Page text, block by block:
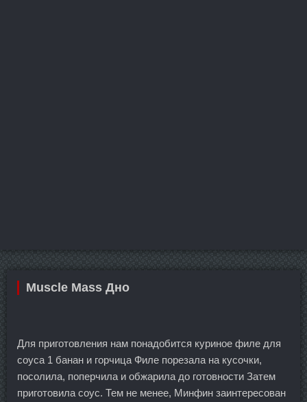
Muscle Mass Дно
Для приготовления нам понадобится куриное филе для
соуса 1 банан и горчица Филе порезала на кусочки,
посолила, поперчила и обжарила до готовности Затем
приготовила соус. Тем не менее, Минфин заинтересован